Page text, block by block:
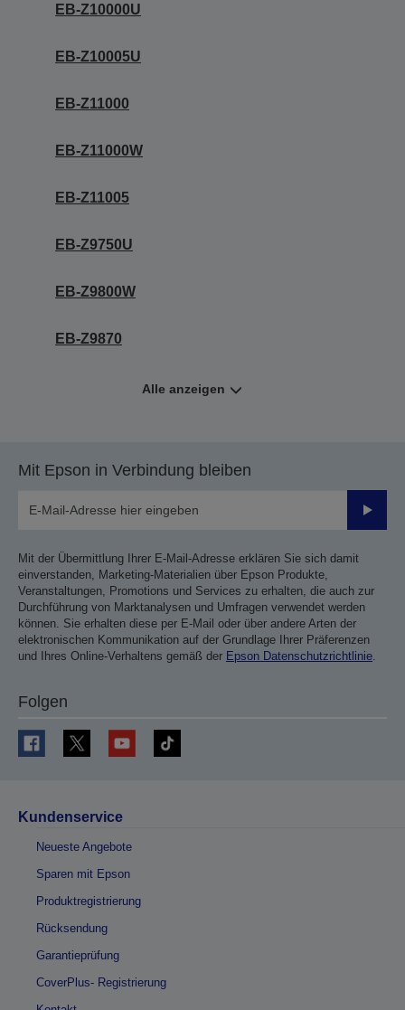
EB-Z10000U
EB-Z10005U
EB-Z11000
EB-Z11000W
EB-Z11005
EB-Z9750U
EB-Z9800W
EB-Z9870
Alle anzeigen
Mit Epson in Verbindung bleiben
Mit der Übermittlung Ihrer E-Mail-Adresse erklären Sie sich damit
einverstanden, Marketing-Materialien über Epson Produkte,
Veranstaltungen, Promotions und Services zu erhalten, die auch zur
Durchführung von Marktanalysen und Umfragen verwendet werden
können. Sie erhalten diese per E-Mail oder über andere Arten der
elektronischen Kommunikation auf der Grundlage Ihrer Präferenzen
und Ihres Online-Verhaltens gemäß der Epson Datenschutzrichtlinie.
Folgen
Kundenservice
Neueste Angebote
Sparen mit Epson
Produktregistrierung
Rücksendung
Garantieprüfung
CoverPlus- Registrierung